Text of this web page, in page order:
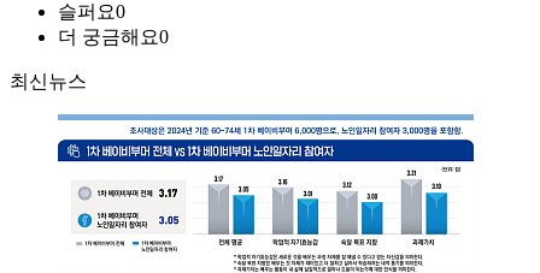
슬퍼요0
더 궁금해요0
최신뉴스